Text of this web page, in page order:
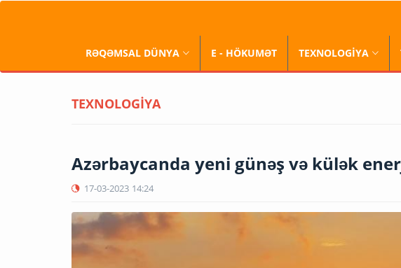
RƏQƏMSAL DÜNYA E - HÖKUMƏT TEXNOLOGİYA
TEXNOLOGİYA
Azərbaycanda yeni günəş və külək
17-03-2023 14:24